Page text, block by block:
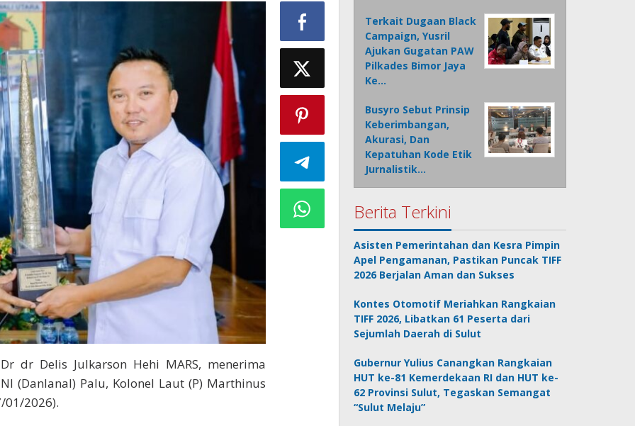
dr Delis Julkarson Hehi MARS, menerima
(Danlanal) Palu, Kolonel Laut (P) Marthinus
01/2026).
Terkait Dugaan Black
Campaign, Yusril
Ajukan Gugatan PAW
Pilkades Bimor Jaya
Ke…
Busyro Sebut Prinsip
Keberimbangan,
Akurasi, Dan
Kepatuhan Kode Etik
Jurnalistik…
Berita Terkini
Asisten Pemerintahan dan Kesra Pimpin
Apel Pengamanan, Pastikan Puncak TIFF
2026 Berjalan Aman dan Sukses
Kontes Otomotif Meriahkan Rangkaian
TIFF 2026, Libatkan 61 Peserta dari
Sejumlah Daerah di Sulut
Gubernur Yulius Canangkan Rangkaian
HUT ke-81 Kemerdekaan RI dan HUT ke-
62 Provinsi Sulut, Tegaskan Semangat
“Sulut Melaju”